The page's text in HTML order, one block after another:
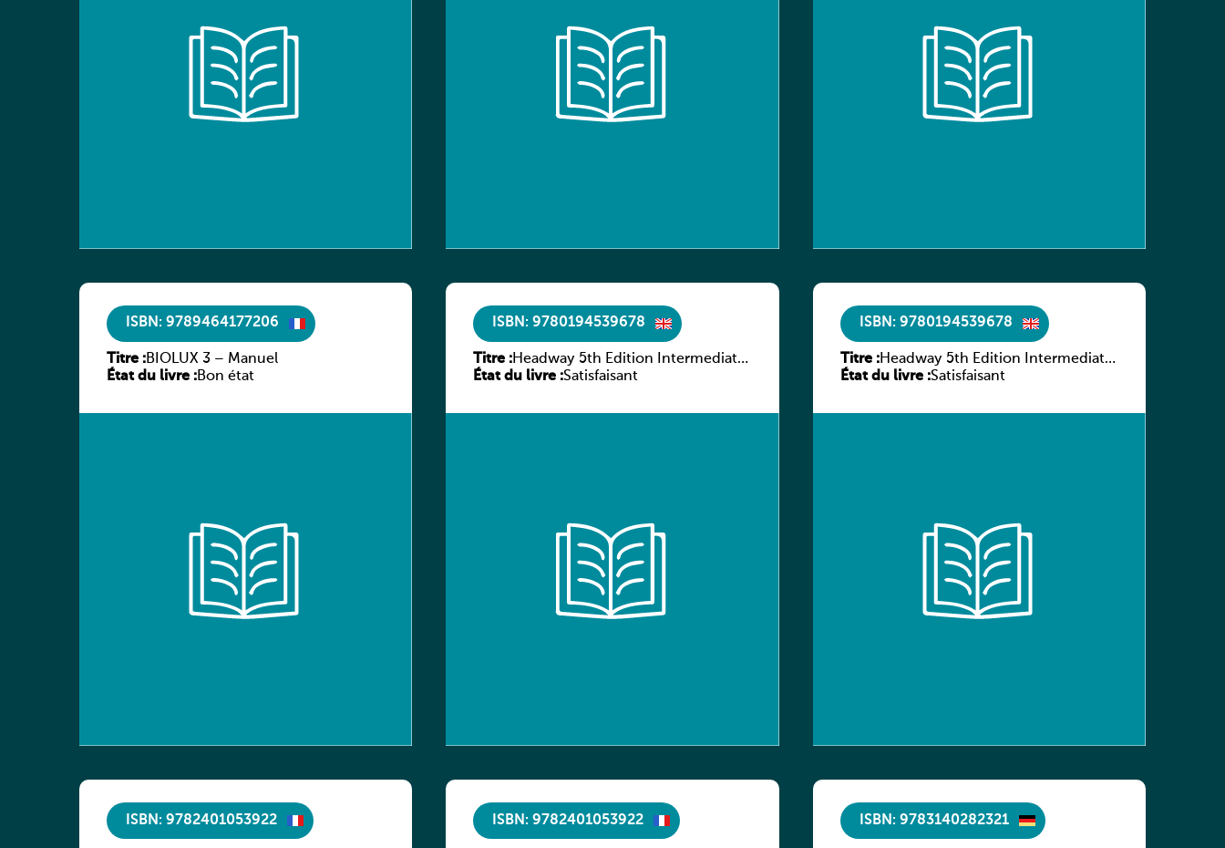
ISBN: 9789464177206
Titre :BIOLUX 3 – Manuel
État du livre :Bon état
ISBN: 9780194539678
Titre :Headway 5th Edition Intermediate
Workbook without key
État du livre :Satisfaisant
ISBN: 9780194539678
Titre :Headway 5th Edition Intermediate
Workbook without key
État du livre :Satisfaisant
ISBN: 9782401053922 ISBN: 9782401053922 ISBN: 9783140282321